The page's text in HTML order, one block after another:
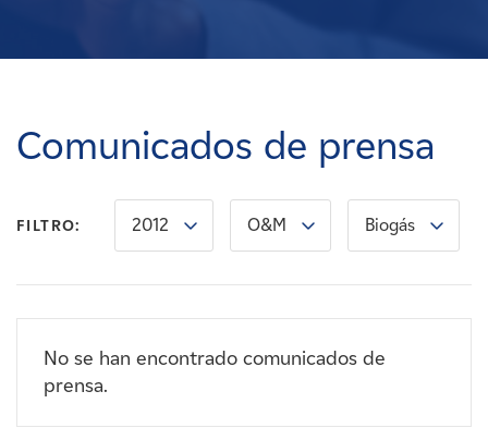
Carreras
Noticias
Afiliados
Comunicados de prensa
FILTRO: 2012 O&M Biogás
No se han encontrado comunicados de
prensa.